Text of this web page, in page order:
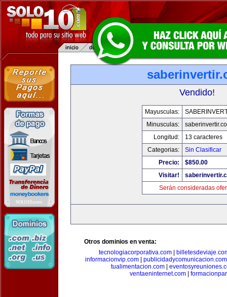
Vendido!
Mayusculas:
Minusculas:
Longitud:
13 caracteres
Categorias:
Sin Clasificar
Precio:
$850.00
Visitar!
Serán consideradas
Otros dominios en venta:
tecnologiacorporativa.com|
informacionvip.com| publicidadycomunicacion.com
tualimentacion.com
ventaeninternet.com|